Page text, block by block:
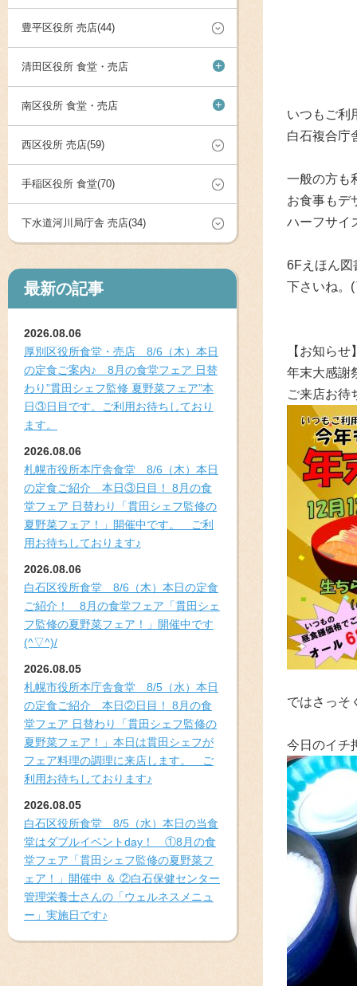
豊平区役所 売店(44)
清田区役所 食堂・売店 +
南区役所 食堂・売店 +
西区役所 売店(59)
手稲区役所 食堂(70)
下水道河川局庁舎 売店(34)
最新の記事
2026.08.06
厚別区役所食堂・売店 8/6（木）本日
の定食ご案内♪ 8月の食堂フェア 日替
わり”貫田シェフ監修 夏野菜フェア”本
日③日目です。ご利用お待ちしており
ます。
2026.08.06
札幌市役所本庁舎食堂 8/6（木）本日
の定食ご紹介 本日③日目！ 8月の食
堂フェア 日替わり「貫田シェフ監修の
夏野菜フェア！」開催中です。 ご利
用お待ちしております♪
2026.08.06
白石区役所食堂 8/6（木）本日の定食
ご紹介！ 8月の食堂フェア「貫田シェ
フ監修の夏野菜フェア！」開催中です
(^▽^)/
2026.08.05
札幌市役所本庁舎食堂 8/5（水）本日
の定食ご紹介 本日②日目！ 8月の食
堂フェア 日替わり「貫田シェフ監修の
夏野菜フェア！」本日は貫田シェフが
フェア料理の調理に来店します。 ご
利用お待ちしております♪
2026.08.05
白石区役所食堂 8/5（水）本日の当食
堂はダブルイベントday！ ①8月の食
堂フェア「貫田シェフ監修の夏野菜フ
ェア！」開催中 ＆ ②白石保健センター
管理栄養士さんの「ウェルネスメニュ
ー」実施日です♪
いつもご利
白石複合庁
一般の方も
お食事もデ
ハーフサイ
6Fえほん図
下さいね
【お知らせ
年末大感謝
ご来店お
ではさっそ
今日のイチ